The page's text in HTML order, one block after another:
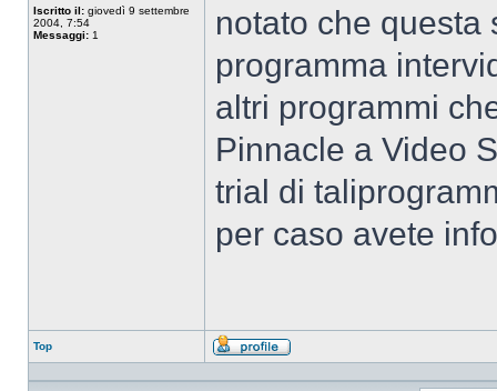
Iscritto il: giovedì 9 settembre
2004, 7:54
Messaggi: 1
notato che questa
programma
altri programmi
Pinnacle a Video
trial di
per caso avete
Top
Profilo